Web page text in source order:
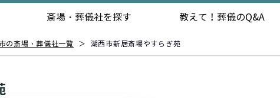
斎場・葬儀社を探す 教えて！ 葬儀のQ&A
の斎場・葬儀社一覧 ＞ 湖西市新居斎場やすらぎ苑